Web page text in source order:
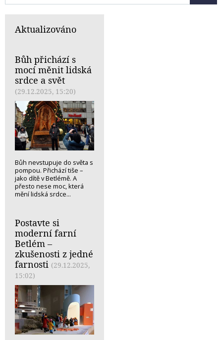
Aktualizováno
Bůh přichází s
mocí měnit lidská
srdce a svět
(29.12.2025, 15:20)
Bůh nevstupuje do světa s
pompou. Přichází tiše –
jako dítě v Betlémě. A
přesto nese moc, která
mění lidská srdce...
Postavte si
moderní farní
Betlém –
zkušenosti z jedné
farnosti (29.12.2025,
15:02)